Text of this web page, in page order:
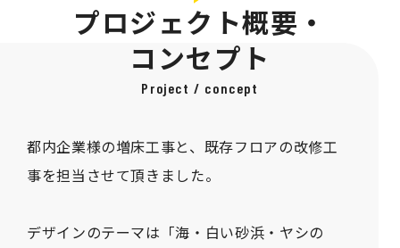
プロジェクト概要・
コンセプト
Project / concept
都内企業様の増床工事と、既存フロアの改修工
事を担当させて頂きました。
デザインのテーマは「海・白い砂浜・ヤシの